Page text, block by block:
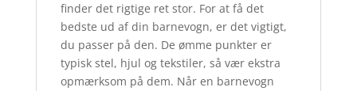
finder det rigtige ret stor. For at få det
bedste ud af din barnevogn, er det vigtigt,
du passer på den. De ømme punkter er
typisk stel, hjul og tekstiler, så vær ekstra
opmærksom på dem. Når en barnevogn